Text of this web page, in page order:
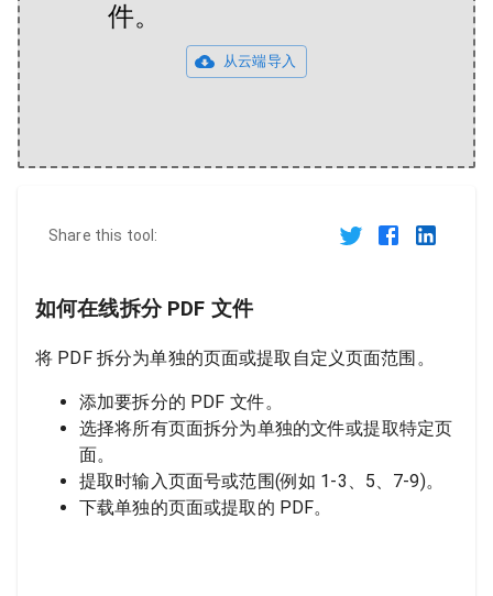
件。
从云端导入
Share this tool:
如何在线拆分 PDF 文件
将 PDF 拆分为单独的页面或提取自定义页面范围。
添加要拆分的 PDF 文件。
选择将所有页面拆分为单独的文件或提取特定页
面。
提取时输入页面号或范围(例如 1-3、5、7-9)。
下载单独的页面或提取的 PDF。